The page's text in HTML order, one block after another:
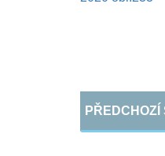
PŘEDCHOZÍ